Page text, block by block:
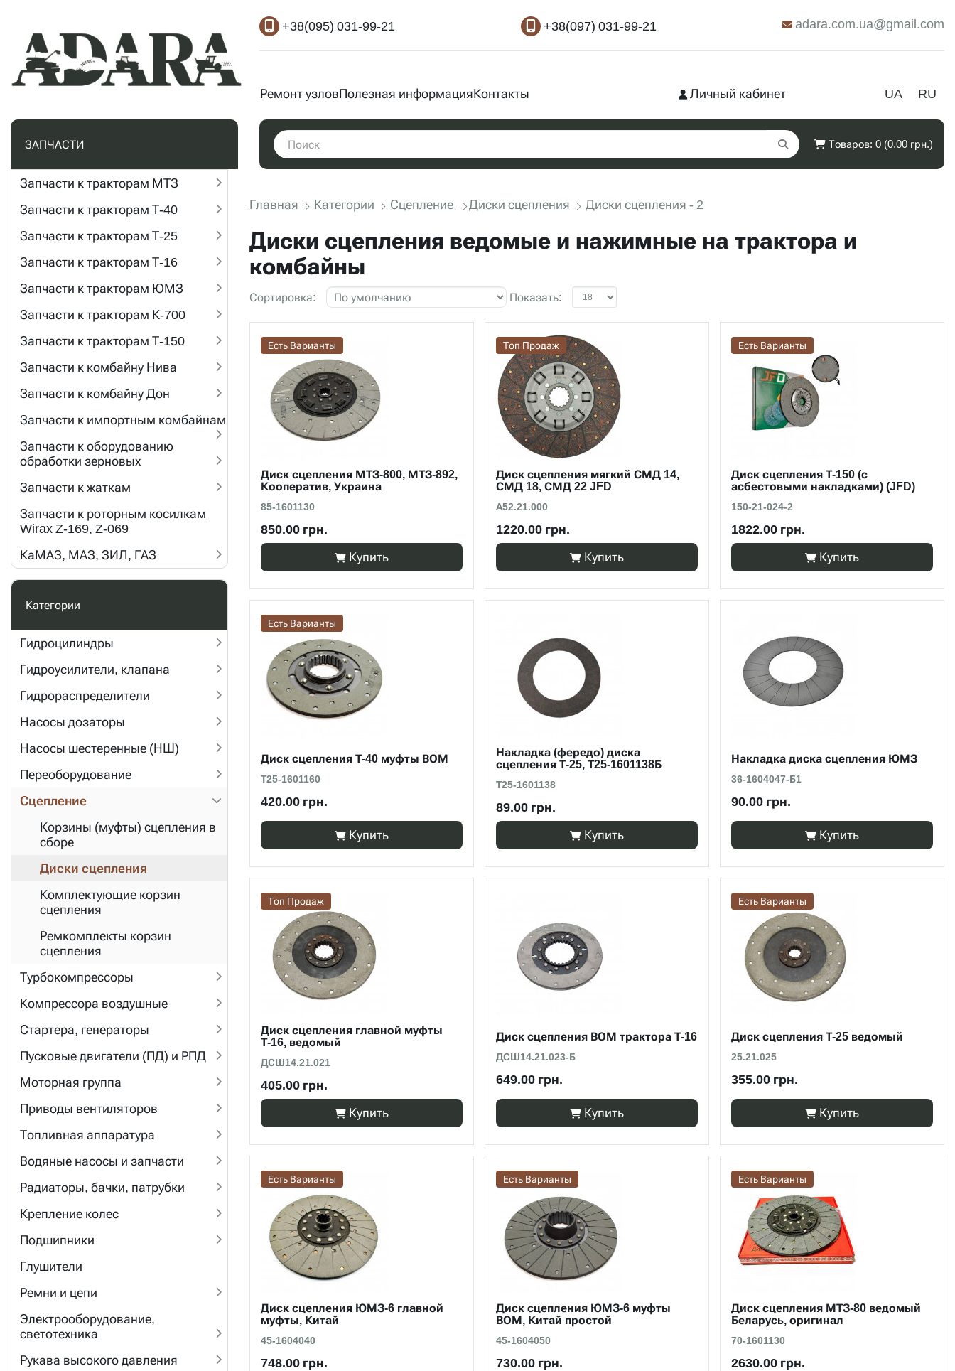
+38(095) 031-99-21 +38(097) 031-99-21 adara.com.ua@gmail.com
Ремонт узловПолезная информацияКонтакты UA RU
Личный кабинет
ЗАПЧАСТИ Товаров: 0 (0.00 грн.)
Запчасти к тракторам МТЗ
Запчасти к тракторам Т-40
Запчасти к тракторам Т-25
Запчасти к тракторам Т-16
Запчасти к тракторам ЮМЗ
Запчасти к тракторам К-700
Запчасти к тракторам Т-150
Запчасти к комбайну Нива
Запчасти к комбайну Дон
Запчасти к импортным комбайнам
Запчасти к оборудованию
обработки зерновых
Запчасти к жаткам
Запчасти к роторным косилкам
Wirax Z-169, Z-069
КаМАЗ, МАЗ, ЗИЛ, ГАЗ
Категории
Гидроцилиндры
Гидроусилители, клапана
Гидрораспределители
Насосы дозаторы
Насосы шестеренные (НШ)
Переоборудование
Сцепление
Корзины (муфты) сцепления в
сборе
Диски сцепления
Комплектующие корзин
сцепления
Ремкомплекты корзин
сцепления
Турбокомпрессоры
Компрессора воздушные
Стартера, генераторы
Пусковые двигатели (ПД) и РПД
Моторная группа
Приводы вентиляторов
Топливная аппаратура
Водяные насосы и запчасти
Радиаторы, бачки, патрубки
Крепление колес
Подшипники
Глушители
Ремни и цепи
Электрооборудование,
светотехника
Рукава высокого давления
Главная Категории Сцепление Диски сцепления Диски сцепления - 2
Диски сцепления ведомые и нажимные на трактора и
комбайны
Сортировка: Показать:
Есть Варианты
Диск сцепления МТЗ-800, МТЗ-892,
Кооператив, Украина
85-1601130
850.00 грн.
Купить
Топ Продаж
Диск сцепления мягкий СМД 14,
СМД 18, СМД 22 JFD
А52.21.000
1220.00 грн.
Купить
Есть Варианты
Диск сцепления Т-150 (с
асбестовыми накладками) (JFD)
150-21-024-2
1822.00 грн.
Купить
Есть Варианты
Диск сцепления Т-40 муфты ВОМ
Т25-1601160
420.00 грн.
Купить
Накладка (фередо) диска
сцепления Т-25, Т25-1601138Б
Т25-1601138
89.00 грн.
Купить
Накладка диска сцепления ЮМЗ
36-1604047-Б1
90.00 грн.
Купить
Топ Продаж
Диск сцепления главной муфты
Т-16, ведомый
ДСШ14.21.021
405.00 грн.
Купить
Диск сцепления ВОМ трактора Т-16
ДСШ14.21.023-Б
649.00 грн.
Купить
Есть Варианты
Диск сцепления Т-25 ведомый
25.21.025
355.00 грн.
Купить
Есть Варианты
Диск сцепления ЮМЗ-6 главной
муфты, Китай
45-1604040
748.00 грн.
Есть Варианты
Диск сцепления ЮМЗ-6 муфты
ВОМ, Китай простой
45-1604050
730.00 грн.
Есть Варианты
Диск сцепления МТЗ-80 ведомый
Беларусь, оригинал
70-1601130
2630.00 грн.